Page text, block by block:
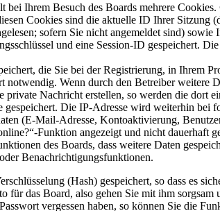
bei Ihrem Besuch des Boards mehrere
Cookies sind die aktuelle ID Ihrer
sofern Sie nicht angemeldet sind)
und eine Session-ID gespeichert.
die Sie bei der Registrierung, in Ihrem
notwendig. Wenn durch den Betreiber weitere
private Nachricht erstellen, so werden die dort
Die IP-Adresse wird weiterhin bei
(E-Mail-Adresse, Kontoaktivierung,
Funktion angezeigt und nicht dauerhaft
des Boards, dass weitere Daten
Benachrichtigungsfunktionen.
(Hash) gespeichert, so dass es
für das Board, also gehen Sie mit ihm
vergessen haben, so können Sie die